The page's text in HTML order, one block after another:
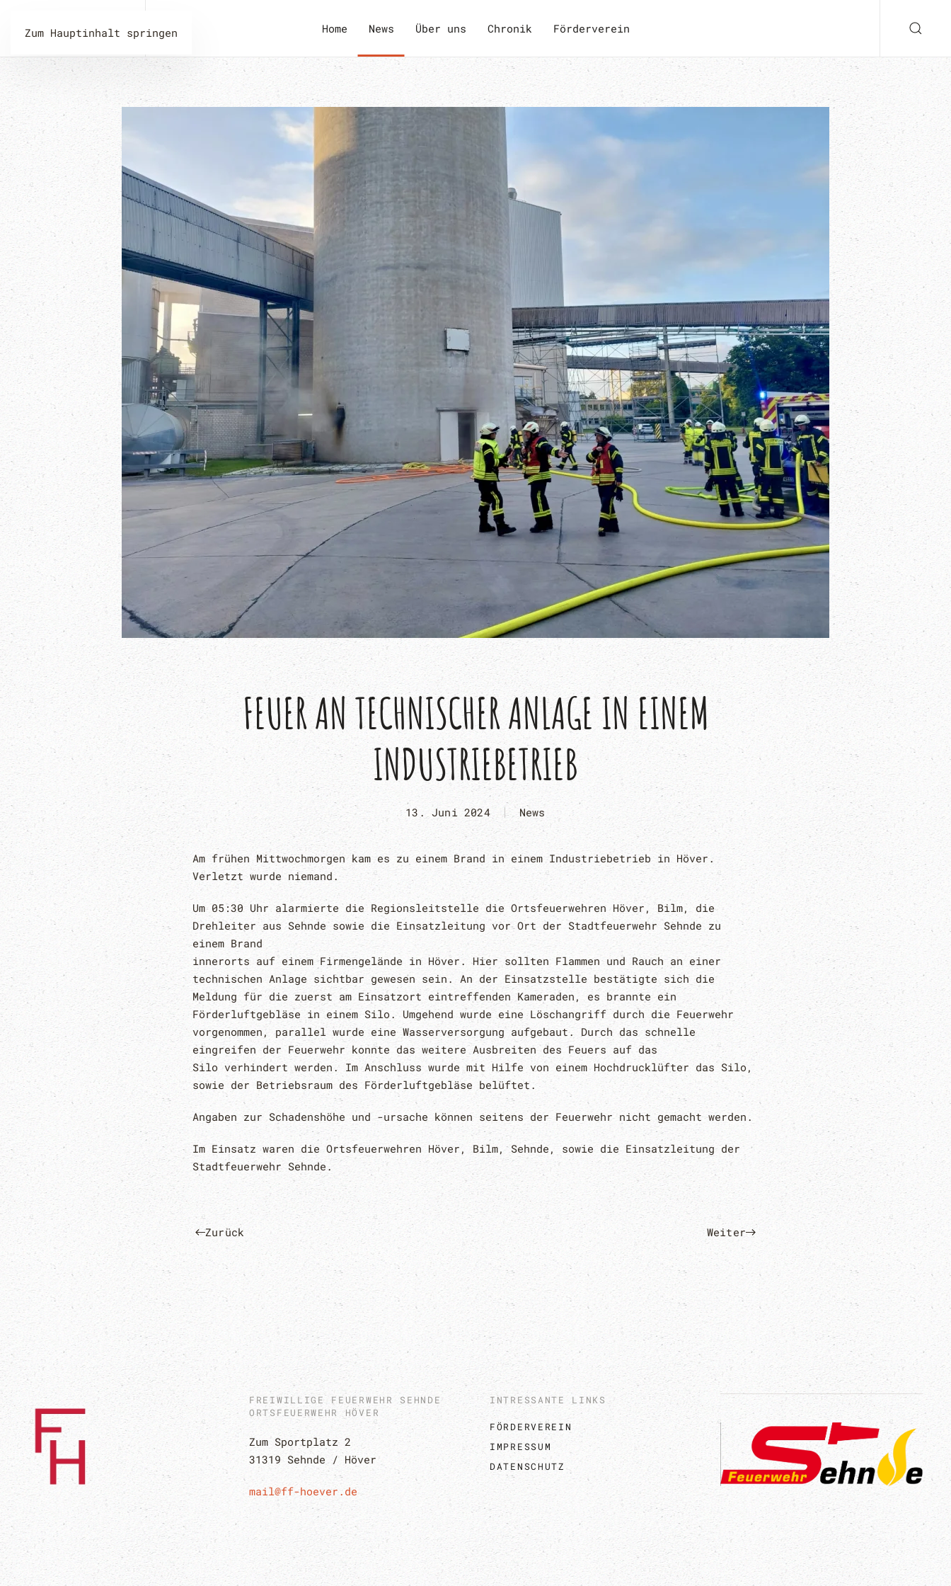
Zum Hauptinhalt springen Home News Über uns Chronik Förderverein
FEUER AN TECHNISCHER ANLAGE IN EINEM
INDUSTRIEBETRIEB
13. Juni 2024 News
Am frühen Mittwochmorgen kam es zu einem Brand in einem Industriebetrieb in Höver.
Verletzt wurde niemand.
Um 05:30 Uhr alarmierte die Regionsleitstelle die Ortsfeuerwehren Höver, Bilm, die
Drehleiter aus Sehnde sowie die Einsatzleitung vor Ort der Stadtfeuerwehr Sehnde zu
einem Brand
innerorts auf einem Firmengelände in Höver. Hier sollten Flammen und Rauch an einer
technischen Anlage sichtbar gewesen sein. An der Einsatzstelle bestätigte sich die
Meldung für die zuerst am Einsatzort eintreffenden Kameraden, es brannte ein
Förderluftgebläse in einem Silo. Umgehend wurde eine Löschangriff durch die Feuerwehr
vorgenommen, parallel wurde eine Wasserversorgung aufgebaut. Durch das schnelle
eingreifen der Feuerwehr konnte das weitere Ausbreiten des Feuers auf das
Silo verhindert werden. Im Anschluss wurde mit Hilfe von einem Hochdrucklüfter das Silo,
sowie der Betriebsraum des Förderluftgebläse belüftet.
Angaben zur Schadenshöhe und -ursache können seitens der Feuerwehr nicht gemacht werden.
Im Einsatz waren die Ortsfeuerwehren Höver, Bilm, Sehnde, sowie die Einsatzleitung der
Stadtfeuerwehr Sehnde.
Zurück Weiter
FREIWILLIGE FEUERWEHR SEHNDE
ORTSFEUERWEHR HÖVER
Zum Sportplatz 2
31319 Sehnde / Höver
mail@ff-hoever.de
INTRESSANTE LINKS
FÖRDERVEREIN
IMPRESSUM
DATENSCHUTZ